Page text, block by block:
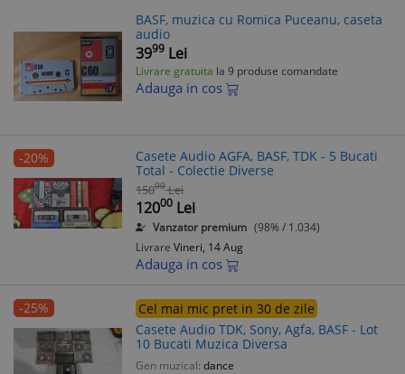
BASF, muzica cu Romica Puceanu, caseta
audio
3999 Lei
Livrare gratuita la 9 produse comandate
Adauga in cos
-20%
Casete Audio AGFA, BASF, TDK - 5 Bucati
Total - Colectie Diverse
15000 Lei
12000 Lei
Vanzator premium (98% / 1.034)
Livrare Vineri, 14 Aug
Adauga in cos
-25%
Cel mai mic pret in 30 de zile
Casete Audio TDK, Sony, Agfa, BASF - Lot
10 Bucati Muzica Diversa
Gen muzical: dance